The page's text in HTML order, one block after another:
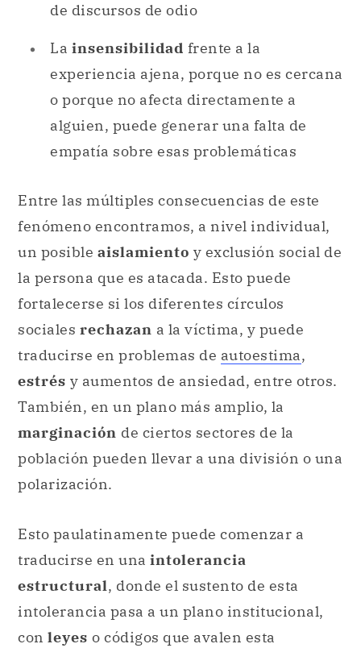
de discursos de odio
La insensibilidad frente a la
experiencia ajena, porque no es cercana
o porque no afecta directamente a
alguien, puede generar una falta de
empatía sobre esas problemáticas
Entre las múltiples consecuencias de este
fenómeno encontramos, a nivel individual,
un posible aislamiento y exclusión social de
la persona que es atacada. Esto puede
fortalecerse si los diferentes círculos
sociales rechazan a la víctima, y puede
traducirse en problemas de autoestima,
estrés y aumentos de ansiedad, entre otros.
También, en un plano más amplio, la
marginación de ciertos sectores de la
población pueden llevar a una división o una
polarización.
Esto paulatinamente puede comenzar a
traducirse en una intolerancia
estructural, donde el sustento de esta
intolerancia pasa a un plano institucional,
con leyes o códigos que avalen esta